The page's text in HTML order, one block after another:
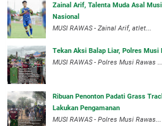
Zainal Arif, Talenta Muda Asal
Nasional
MUSI RAWAS - Zainal Arif, atlet...
Tekan Aksi Balap Liar, Polres Musi
MUSI RAWAS - Polres Musi Rawas ...
Ribuan Penonton Padati Grass
Lakukan Pengamanan
MUSI RAWAS - Polres Musi Rawas...